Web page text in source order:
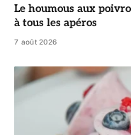
Le houmous aux
à tous les apéros
7 août 2026